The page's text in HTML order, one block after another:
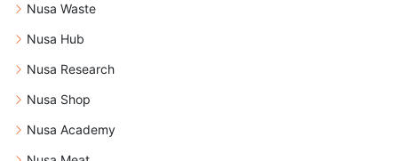
Nusa Waste
Nusa Hub
Nusa Research
Nusa Shop
Nusa Academy